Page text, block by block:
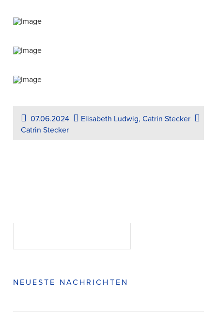
07.06.2024
Elisabeth Ludwig, Catrin Stecker
Catrin Stecker
NEUESTE NACHRICHTEN